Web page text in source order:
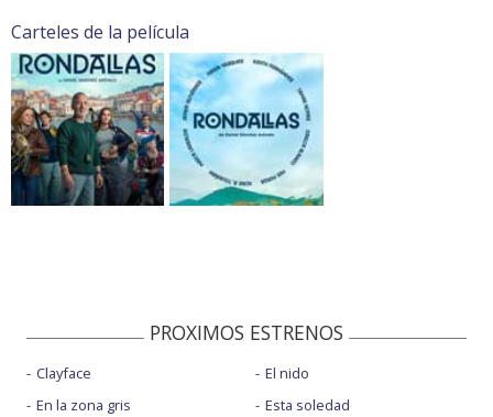
Carteles de la película
PROXIMOS ESTRENOS
Clayface
En la zona gris
El nido
Esta soledad